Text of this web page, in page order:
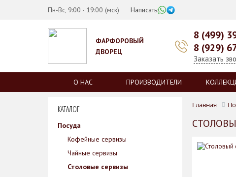
Пн-Вс, 9:00 - 19:00 (мск) Написать:
ФАРФОРОВЫЙ
ДВОРЕЦ
8 (499)
8 (929)
Заказать
О НАС ПРОИЗВОДИТЕЛИ
Главная
КАТАЛОГ
Посуда
Кофейные сервизы
Чайные сервизы
Столовые сервизы